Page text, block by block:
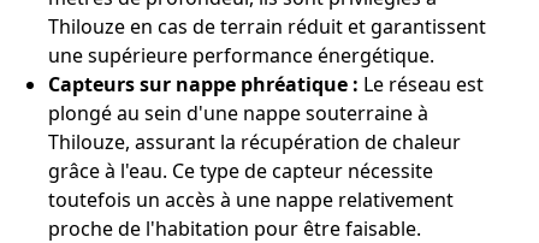
Thilouze en cas de terrain réduit et garantissent
une supérieure performance énergétique.
Capteurs sur nappe phréatique : Le réseau est
plongé au sein d'une nappe souterraine à
Thilouze, assurant la récupération de chaleur
grâce à l'eau. Ce type de capteur nécessite
toutefois un accès à une nappe relativement
proche de l'habitation pour être faisable.